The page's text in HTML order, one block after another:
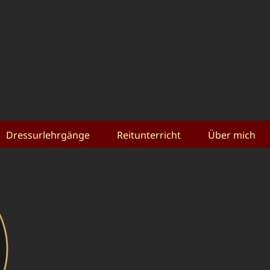
Dressurlehrgänge Reitunterricht Über mich